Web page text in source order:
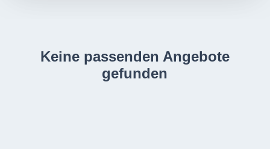
Keine passenden Angebote
gefunden